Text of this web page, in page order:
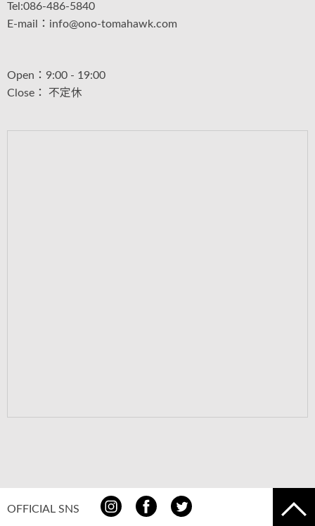
Tel:086-486-5840
E-mail：info@ono-tomahawk.com
Open：9:00 - 19:00
Close： 不定休
OFFICIAL SNS